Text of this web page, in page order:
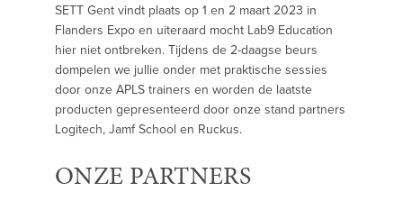
SETT Gent vindt plaats op 1 en 2 maart 2023 in
Flanders Expo en uiteraard mocht Lab9 Education
hier niet ontbreken. Tijdens de 2-daagse beurs
dompelen we jullie onder met praktische sessies
door onze APLS trainers en worden de laatste
producten gepresenteerd door onze stand partners
Logitech, Jamf School en Ruckus.
ONZE PARTNERS